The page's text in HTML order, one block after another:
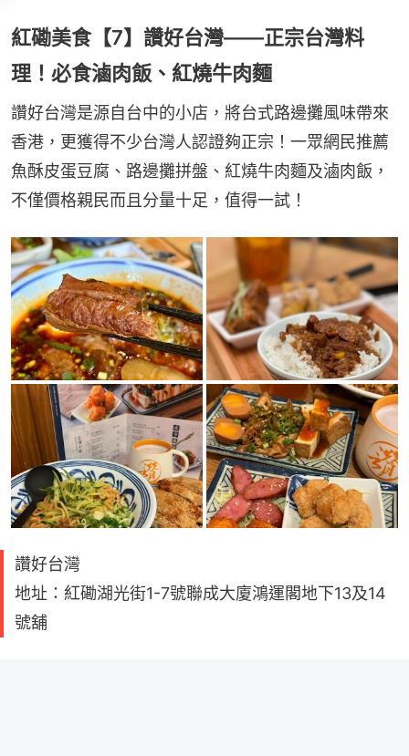
紅磡美食【7】讚好台灣——正宗台灣料
理！必食滷肉飯、紅燒牛肉麵
讚好台灣是源自台中的小店，將台式路邊攤風味帶來
香港，更獲得不少台灣人認證夠正宗！一眾網民推薦
魚酥皮蛋豆腐、路邊攤拼盤、紅燒牛肉麵及滷肉飯，
不僅價格親民而且分量十足，值得一試！
讚好台灣
地址：紅磡湖光街1-7號聯成大廈鴻運閣地下13及14
號舖